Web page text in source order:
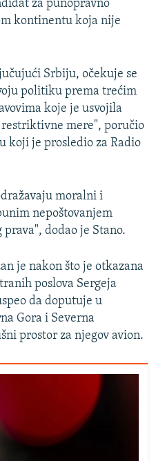
za punopravno
kontinentu koja nije
Srbiju, očekuje se
politiku prema trećim
koje je usvojila
mere", poručio
koji je prosledio za Radio
moralni i
nepoštovanjem
dodao je Stano.
je nakon što je otkazana
poslova Sergeja
da doputuje u
Gora i Severna
prostor za njegov avion.